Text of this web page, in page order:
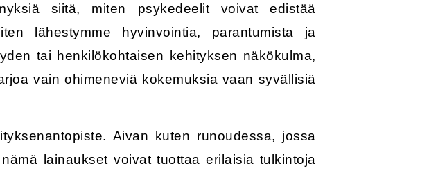
siitä, miten psykedeelit voivat edistää
lähestymme hyvinvointia, parantumista ja
tai henkilökohtaisen kehityksen näkökulma,
vain ohimeneviä kokemuksia vaan syvällisiä
Aivan kuten runoudessa, jossa
lainaukset voivat tuottaa erilaisia tulkintoja